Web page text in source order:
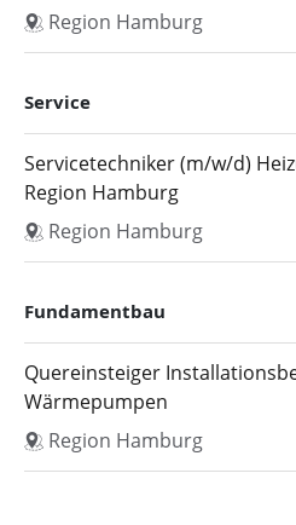
Region Hamburg
Service
Servicetechniker (m/w/d)
Region Hamburg
Region Hamburg
Fundamentbau
Quereinsteiger
Wärmepumpen
Region Hamburg